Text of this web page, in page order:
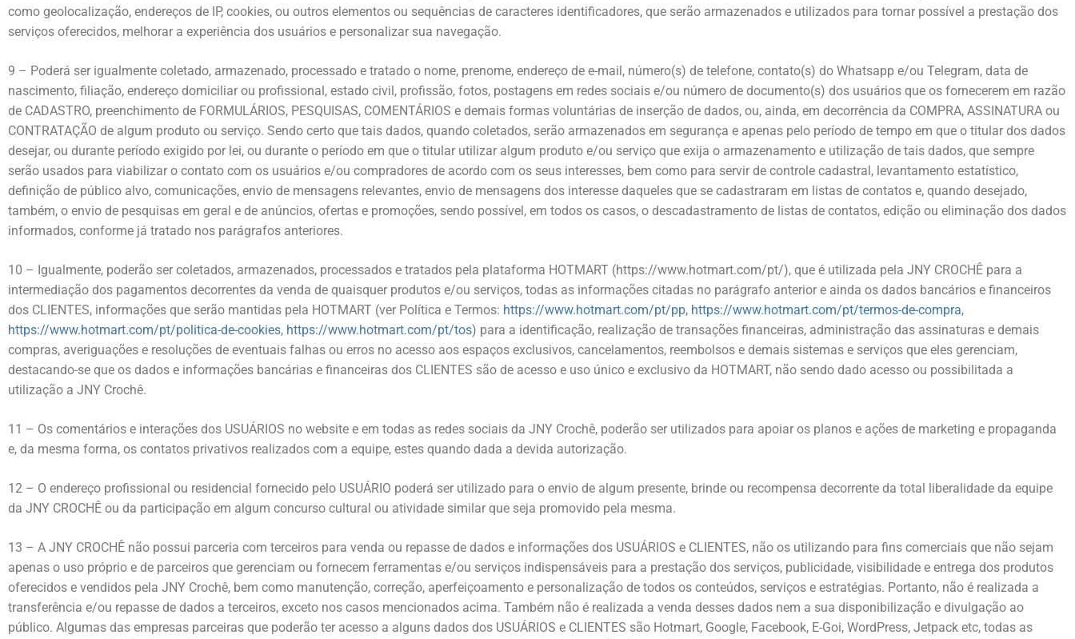
como geolocalização, endereços de IP, cookies, ou outros elementos ou sequências de caracteres identificadores, que serão armazenados e utilizados para tornar possível a prestação dos
serviços oferecidos, melhorar a experiência dos usuários e personalizar sua navegação.
9 – Poderá ser igualmente coletado, armazenado, processado e tratado o nome, prenome, endereço de e-mail, número(s) de telefone, contato(s) do Whatsapp e/ou Telegram, data de
nascimento, filiação, endereço domiciliar ou profissional, estado civil, profissão, fotos, postagens em redes sociais e/ou número de documento(s) dos usuários que os fornecerem em razão
de CADASTRO, preenchimento de FORMULÁRIOS, PESQUISAS, COMENTÁRIOS e demais formas voluntárias de inserção de dados, ou, ainda, em decorrência da COMPRA, ASSINATURA ou
CONTRATAÇÃO de algum produto ou serviço. Sendo certo que tais dados, quando coletados, serão armazenados em segurança e apenas pelo período de tempo em que o titular dos dados
desejar, ou durante período exigido por lei, ou durante o período em que o titular utilizar algum produto e/ou serviço que exija o armazenamento e utilização de tais dados, que sempre
serão usados para viabilizar o contato com os usuários e/ou compradores de acordo com os seus interesses, bem como para servir de controle cadastral, levantamento estatístico,
definição de público alvo, comunicações, envio de mensagens relevantes, envio de mensagens dos interesse daqueles que se cadastraram em listas de contatos e, quando desejado,
também, o envio de pesquisas em geral e de anúncios, ofertas e promoções, sendo possível, em todos os casos, o descadastramento de listas de contatos, edição ou eliminação dos dados
informados, conforme já tratado nos parágrafos anteriores.
10 – Igualmente, poderão ser coletados, armazenados, processados e tratados pela plataforma HOTMART (https://www.hotmart.com/pt/), que é utilizada pela JNY CROCHÊ para a
intermediação dos pagamentos decorrentes da venda de quaisquer produtos e/ou serviços, todas as informações citadas no parágrafo anterior e ainda os dados bancários e financeiros
dos CLIENTES, informações que serão mantidas pela HOTMART (ver Política e Termos: https://www.hotmart.com/pt/pp, https://www.hotmart.com/pt/termos-de-compra,
https://www.hotmart.com/pt/politica-de-cookies, https://www.hotmart.com/pt/tos) para a identificação, realização de transações financeiras, administração das assinaturas e demais
compras, averiguações e resoluções de eventuais falhas ou erros no acesso aos espaços exclusivos, cancelamentos, reembolsos e demais sistemas e serviços que eles gerenciam,
destacando-se que os dados e informações bancárias e financeiras dos CLIENTES são de acesso e uso único e exclusivo da HOTMART, não sendo dado acesso ou possibilitada a
utilização a JNY Crochê.
11 – Os comentários e interações dos USUÁRIOS no website e em todas as redes sociais da JNY Crochê, poderão ser utilizados para apoiar os planos e ações de marketing e propaganda
e, da mesma forma, os contatos privativos realizados com a equipe, estes quando dada a devida autorização.
12 – O endereço profissional ou residencial fornecido pelo USUÁRIO poderá ser utilizado para o envio de algum presente, brinde ou recompensa decorrente da total liberalidade da equipe
da JNY CROCHÊ ou da participação em algum concurso cultural ou atividade similar que seja promovido pela mesma.
13 – A JNY CROCHÊ não possui parceria com terceiros para venda ou repasse de dados e informações dos USUÁRIOS e CLIENTES, não os utilizando para fins comerciais que não sejam
apenas o uso próprio e de parceiros que gerenciam ou fornecem ferramentas e/ou serviços indispensáveis para a prestação dos serviços, publicidade, visibilidade e entrega dos produtos
oferecidos e vendidos pela JNY Crochê, bem como manutenção, correção, aperfeiçoamento e personalização de todos os conteúdos, serviços e estratégias. Portanto, não é realizada a
transferência e/ou repasse de dados a terceiros, exceto nos casos mencionados acima. Também não é realizada a venda desses dados nem a sua disponibilização e divulgação ao
público. Algumas das empresas parceiras que poderão ter acesso a alguns dados dos USUÁRIOS e CLIENTES são Hotmart, Google, Facebook, E-Goi, WordPress, Jetpack etc, todas as